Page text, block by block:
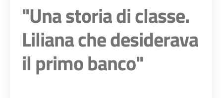
"Una storia di classe.
Liliana che desiderava
il primo banco"